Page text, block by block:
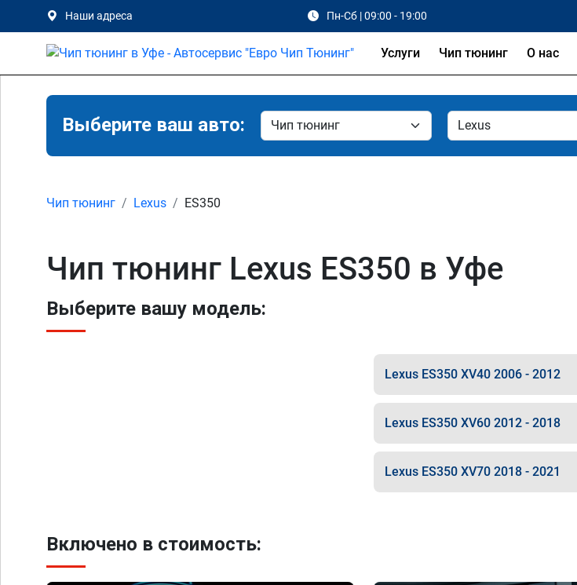
Наши адреса Пн-Сб | 09:00 - 19:00
Услуги Чип тюнинг О нас
Выберите ваш авто:
Чип тюнинг Lexus ES350
Чип тюнинг Lexus ES350 в Уфе
Выберите вашу модель:
Lexus ES350 XV40 2006 - 2012
Lexus ES350 XV60 2012 - 2018
Lexus ES350 XV70 2018 - 2021
Включено в стоимость: